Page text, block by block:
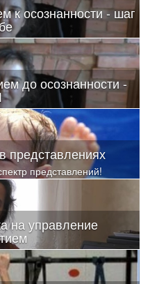
к осознанности - шаг
до осознанности -
представлениях
представлений!
на управление